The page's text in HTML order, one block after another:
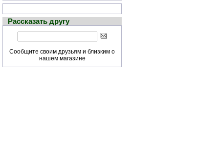
Рассказать другу
Сообщите своим друзьям и близким о
нашем магазине